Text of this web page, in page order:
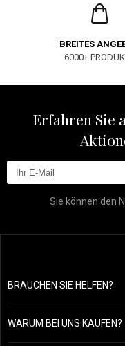
BREITES
6000+
Erfahren Sie
Sie können den
BRAUCHEN SIE HELFEN?
Wir werden
WARUM BEI UNS KAUFEN?
Allgemeine